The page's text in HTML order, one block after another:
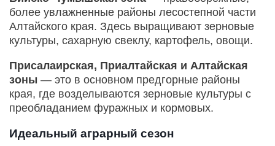
более увлажненные районы лесостепной части
Алтайского края. Здесь выращивают зерновые
культуры, сахарную свеклу, картофель, овощи.
Присалаирская, Приалтайская и Алтайская
зоны — это в основном предгорные районы
края, где возделываются зерновые культуры с
преобладанием фуражных и кормовых.
Идеальный аграрный сезон